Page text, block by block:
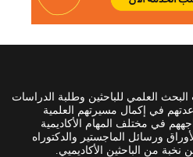
العلمي للباحثين وطلبة الدراسات
في إكمال مسيرتهم العلمية
في مختلف المهام الأكاديمية
ورسائل الماجستير والدكتوراه
من الباحثين الأكاديميي.